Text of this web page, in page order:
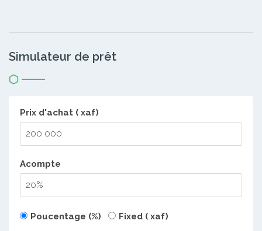
Simulateur de prêt
Prix d'achat ( xaf)
Acompte
Poucentage (%) Fixed ( xaf)